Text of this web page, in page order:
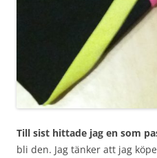
Till sist hittade jag en som
bli den. Jag tänker att jag